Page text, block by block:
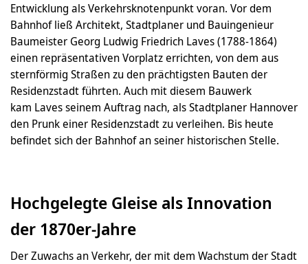
Entwicklung als Verkehrsknotenpunkt voran. Vor dem
Bahnhof ließ Architekt, Stadtplaner und Bauingenieur
Baumeister Georg Ludwig Friedrich Laves (1788-1864)
einen repräsentativen Vorplatz errichten, von dem aus
sternförmig Straßen zu den prächtigsten Bauten der
Residenzstadt führten. Auch mit diesem Bauwerk
kam Laves seinem Auftrag nach, als Stadtplaner Hannover
den Prunk einer Residenzstadt zu verleihen. Bis heute
befindet sich der Bahnhof an seiner historischen Stelle.
Hochgelegte Gleise als Innovation
der 1870er-Jahre
Der Zuwachs an Verkehr, der mit dem Wachstum der Stadt